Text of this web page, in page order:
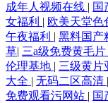
成年人视频在线 | 国
女福利 | 欧美天堂色
午夜福利 | 黑料国产
草| 三a级免费黄毛片
伦理基地 | 三级黄片
大全 | 无码二区高清 |
免费观看污网站 | 国